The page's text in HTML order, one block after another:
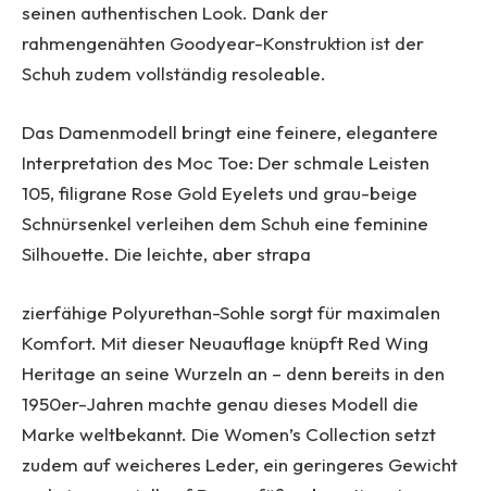
seinen authentischen Look. Dank der
rahmengenähten Goodyear-Konstruktion ist der
Schuh zudem vollständig resoleable.
Das Damenmodell bringt eine feinere, elegantere
Interpretation des Moc Toe: Der schmale Leisten
105, filigrane Rose Gold Eyelets und grau-beige
Schnürsenkel verleihen dem Schuh eine feminine
Silhouette. Die leichte, aber strapa
zierfähige Polyurethan-Sohle sorgt für maximalen
Komfort. Mit dieser Neuauflage knüpft Red Wing
Heritage an seine Wurzeln an – denn bereits in den
1950er-Jahren machte genau dieses Modell die
Marke weltbekannt. Die Women’s Collection setzt
zudem auf weicheres Leder, ein geringeres Gewicht